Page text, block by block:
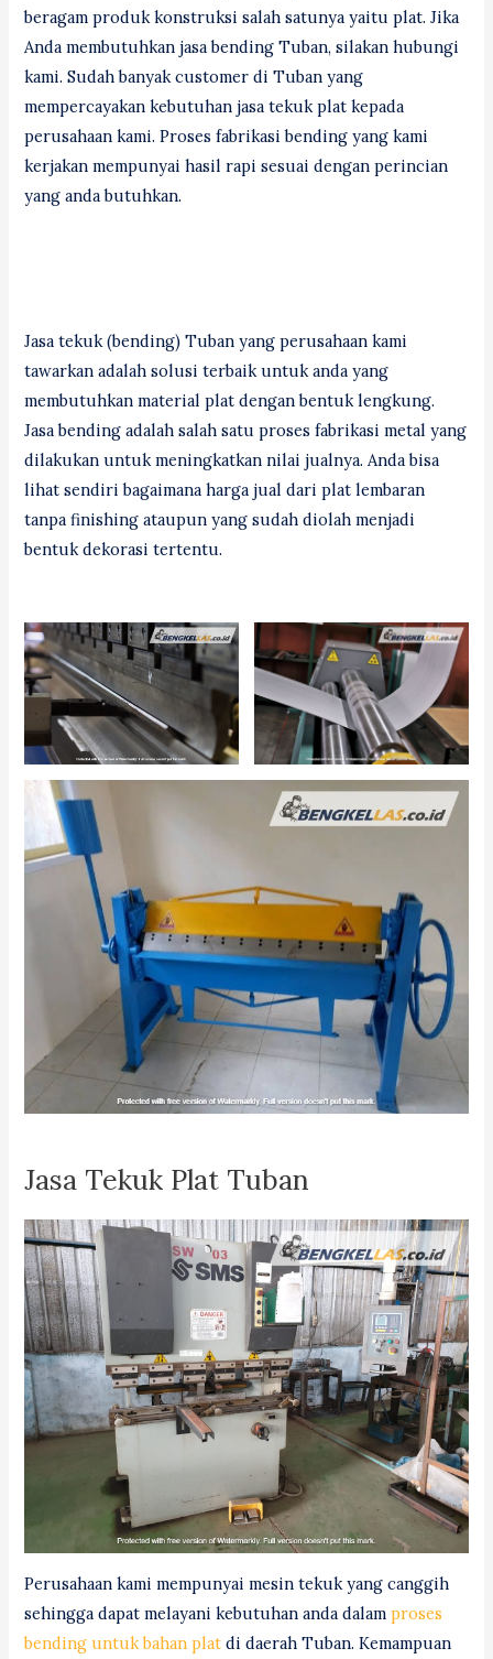
beragam produk konstruksi salah satunya yaitu plat. Jika
Anda membutuhkan jasa bending Tuban, silakan hubungi
kami. Sudah banyak customer di Tuban yang
mempercayakan kebutuhan jasa tekuk plat kepada
perusahaan kami. Proses fabrikasi bending yang kami
kerjakan mempunyai hasil rapi sesuai dengan perincian
yang anda butuhkan.
Jasa tekuk (bending) Tuban yang perusahaan kami
tawarkan adalah solusi terbaik untuk anda yang
membutuhkan material plat dengan bentuk lengkung.
Jasa bending adalah salah satu proses fabrikasi metal yang
dilakukan untuk meningkatkan nilai jualnya. Anda bisa
lihat sendiri bagaimana harga jual dari plat lembaran
tanpa finishing ataupun yang sudah diolah menjadi
bentuk dekorasi tertentu.
Jasa Tekuk Plat Tuban
Perusahaan kami mempunyai mesin tekuk yang canggih
sehingga dapat melayani kebutuhan anda dalamproses
bending untuk bahan plat di daerah Tuban. Kemampuan